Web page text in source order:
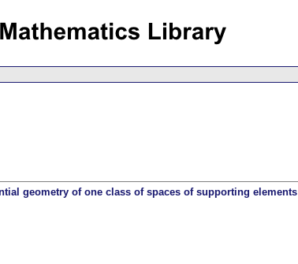
geometry of one class of spaces of supporting elements